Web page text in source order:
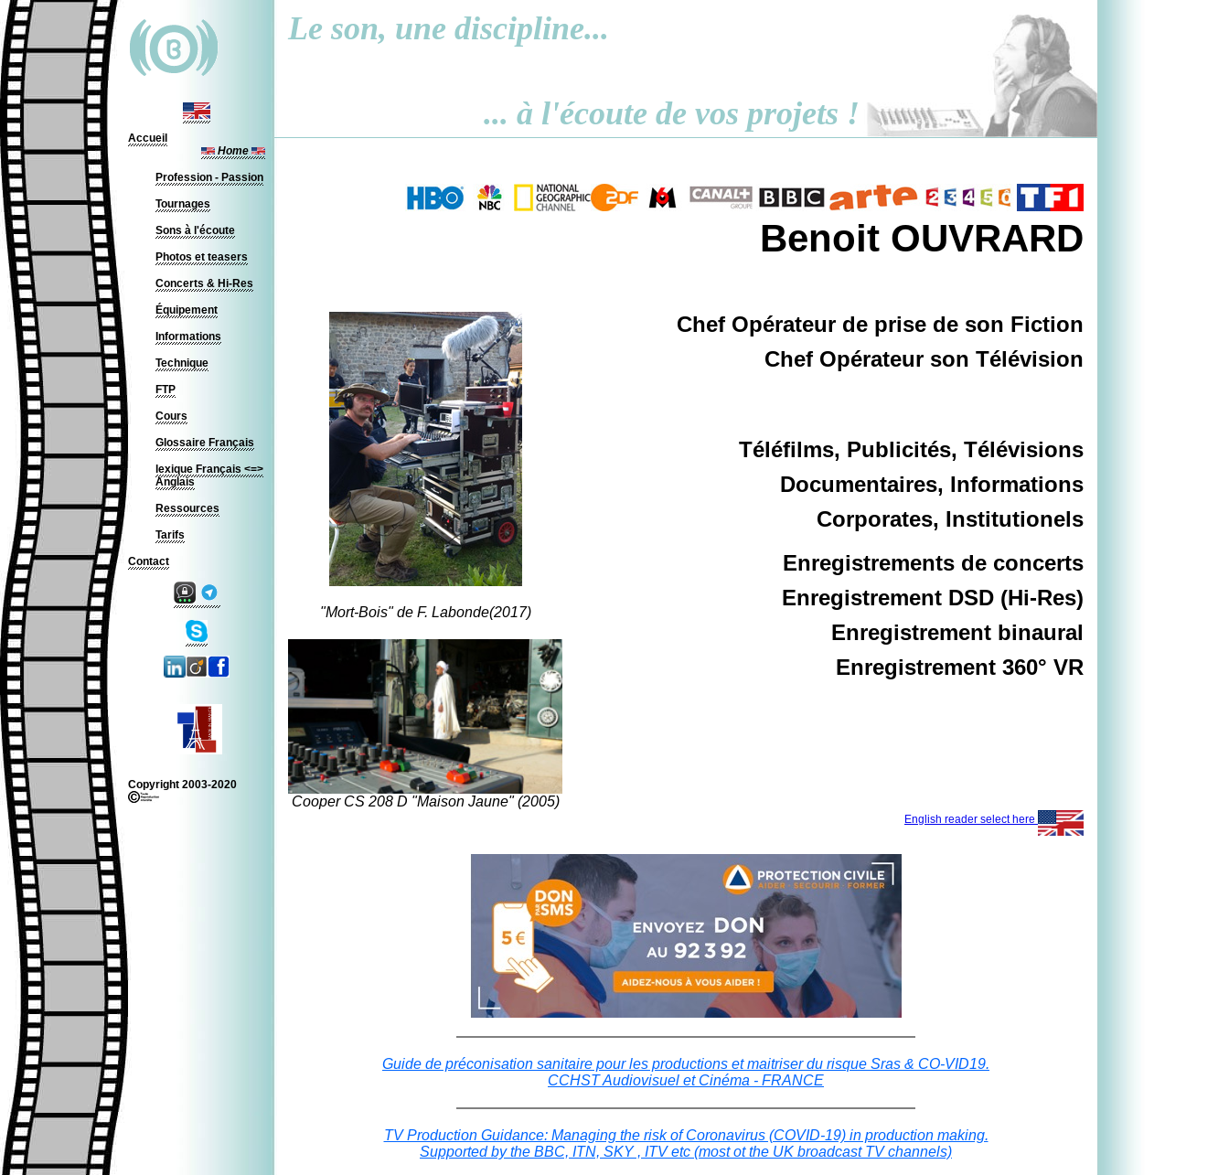
Accueil
Home
Profession - Passion
Tournages
Sons à l'écoute
Photos et teasers
Concerts & Hi-Res
Équipement
Informations
Technique
FTP
Cours
Glossaire Français
lexique Français <=>
Anglais
Ressources
Tarifs
Contact
Copyright 2003-2020
Le son, une discipline...
... à l'écoute de vos projets !
Benoit OUVRARD
Chef Opérateur de prise de son Fiction
Chef Opérateur son Télévision
Téléfilms, Publicités, Télévisions
Documentaires, Informations
Corporates, Institutionels
Enregistrements de concerts
Enregistrement DSD (Hi-Res)
Enregistrement binaural
Enregistrement 360° VR
"Mort-Bois" de F. Labonde(2017)
Cooper CS 208 D "Maison Jaune" (2005)
English reader select here
Guide de préconisation sanitaire pour les productions et maitriser du risque Sras & CO-VID19.
CCHST Audiovisuel et Cinéma - FRANCE
TV Production Guidance: Managing the risk of Coronavirus (COVID-19) in production making.
Supported by the BBC, ITN, SKY , ITV etc (most ot the UK broadcast TV channels)